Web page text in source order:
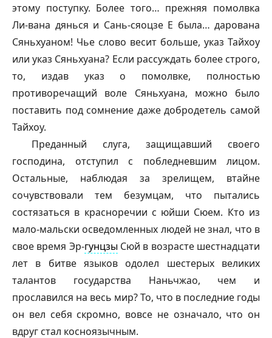
этому поступку. Более того… прежняя помолвка
Ли-вана дянься и Сань-сяоцзеЕ была… дарована
Сяньхуаном! Чье слово весит больше, указ Тайхоу
или указ Сяньхуана? Если рассуждать более строго,
то, издав указ о помолвке, полностью
противоречащий воле Сяньхуана, можно было
поставить под сомнение даже добродетель самой
Тайхоу.
Преданный слуга, защищавший своего
господина, отступил с побледневшим лицом.
Остальные, наблюдая за зрелищем, втайне
сочувствовали тем безумцам, что пытались
состязаться в красноречии с юйши Сюем. Кто из
мало-мальски осведомленных людей не знал, что в
свое время Эр-гунцзыСюй в возрасте шестнадцати
лет в битве языков одолел шестерых великих
талантов государства Наньчжао, чем и
прославился на весь мир? То, что в последние годы
он вел себя скромно, вовсе не означало, что он
вдруг стал косноязычным.